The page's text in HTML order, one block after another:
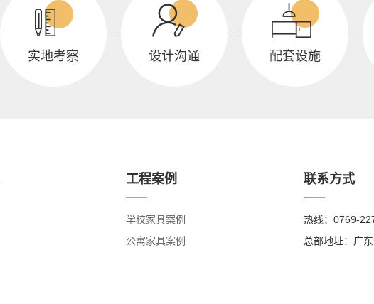
实地考察 设计沟通 配套设施
工程案例
学校家具案例
公寓家具案例
联系方式
热线：0769-
总部地址：广